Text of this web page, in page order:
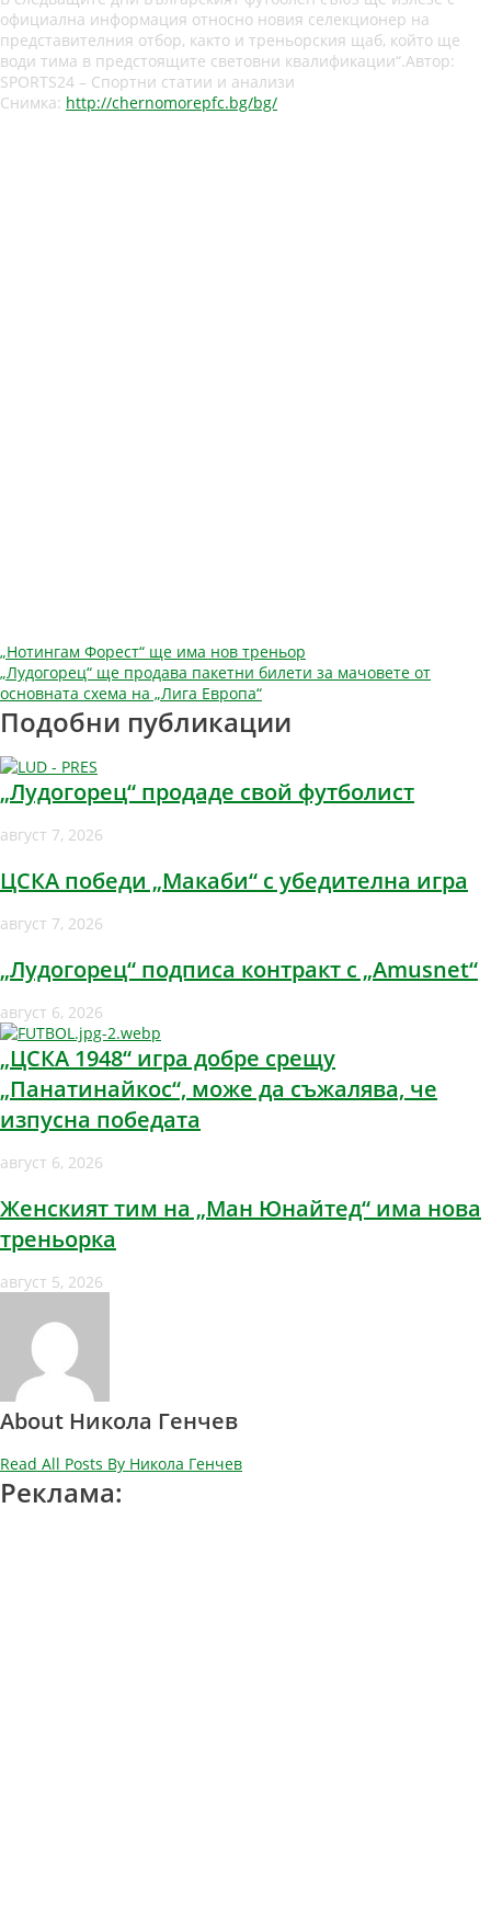
официална информация относно новия селекционер на
представителния отбор, както и треньорския щаб, който ще
води тима в предстоящите световни квалификации“.Автор:
SPORTS24 – Спортни статии и анализи
Снимка: http://chernomorepfc.bg/bg/
Навигация
„Нотингам Форест“ ще има нов треньор
„Лудогорец“ ще продава пакетни билети за мачовете от
основната схема на „Лига Европа“
Подобни публикации
„Лудогорец“ продаде свой футболист
август 7, 2026
ЦСКА победи „Макаби“ с убедителна игра
август 7, 2026
„Лудогорец“ подписа контракт с „Amusnet“
август 6, 2026
„ЦСКА 1948“ игра добре срещу
„Панатинайкос“, може да съжалява, че
изпусна победата
август 6, 2026
Женският тим на „Ман Юнайтед“ има нова
треньорка
август 5, 2026
About Никола Генчев
Read All Posts By Никола Генчев
Реклама: